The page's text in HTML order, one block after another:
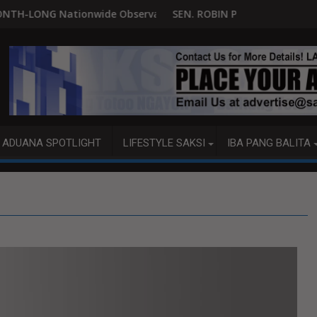
Observance of the 2026 International Day of the World's
SEN. ROBIN PADILLA 'DI YATA NAIINTINDIHAN ANG
ADUANA SPOTLIGHT LIFESTYLE SAKSI IBA PANG BALITA